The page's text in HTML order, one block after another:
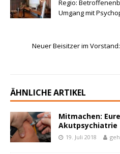
Regio:
Umgang mit
Neuer Beisitzer im
ÄHNLICHE ARTIKEL
Mitmachen:
Akutpsychiatrie
19. Juli 2018